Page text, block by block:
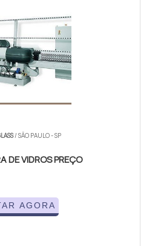
/ SÃO PAULO - SP
DE VIDROS PREÇO
AGORA